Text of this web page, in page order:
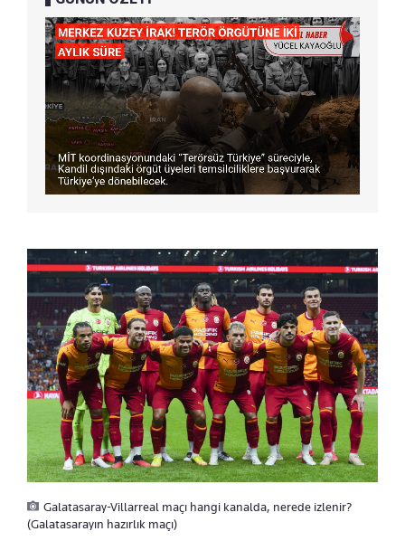
Galatasaray-Villarreal maçı hangi kanalda, nerede izlenir?
(Galatasarayın hazırlık maçı)